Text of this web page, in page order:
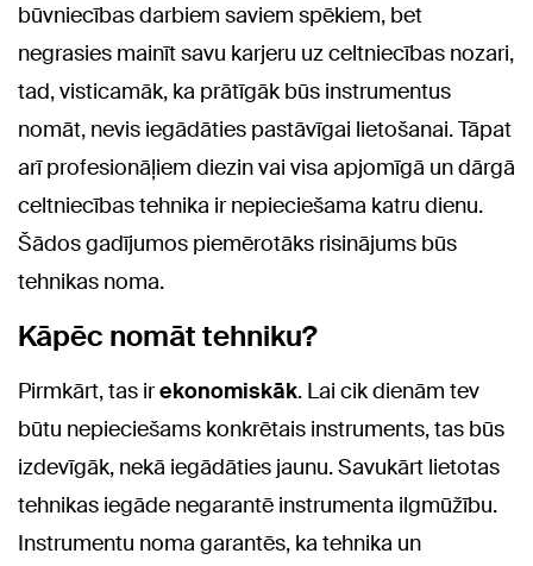
būvniecības darbiem saviem spēkiem, bet
negrasies mainīt savu karjeru uz celtniecības nozari,
tad, visticamāk, ka prātīgāk būs instrumentus
nomāt, nevis iegādāties pastāvīgai lietošanai. Tāpat
arī profesionāļiem diezin vai visa apjomīgā un dārgā
celtniecības tehnika ir nepieciešama katru dienu.
Šādos gadījumos piemērotāks risinājums būs
tehnikas noma.
Kāpēc nomāt tehniku?
Pirmkārt, tas irekonomiskāk. Lai cik dienām tev
būtu nepieciešams konkrētais instruments, tas būs
izdevīgāk, nekā iegādāties jaunu. Savukārt lietotas
tehnikas iegāde negarantē instrumenta ilgmūžību.
Instrumentu noma garantēs, ka tehnika un